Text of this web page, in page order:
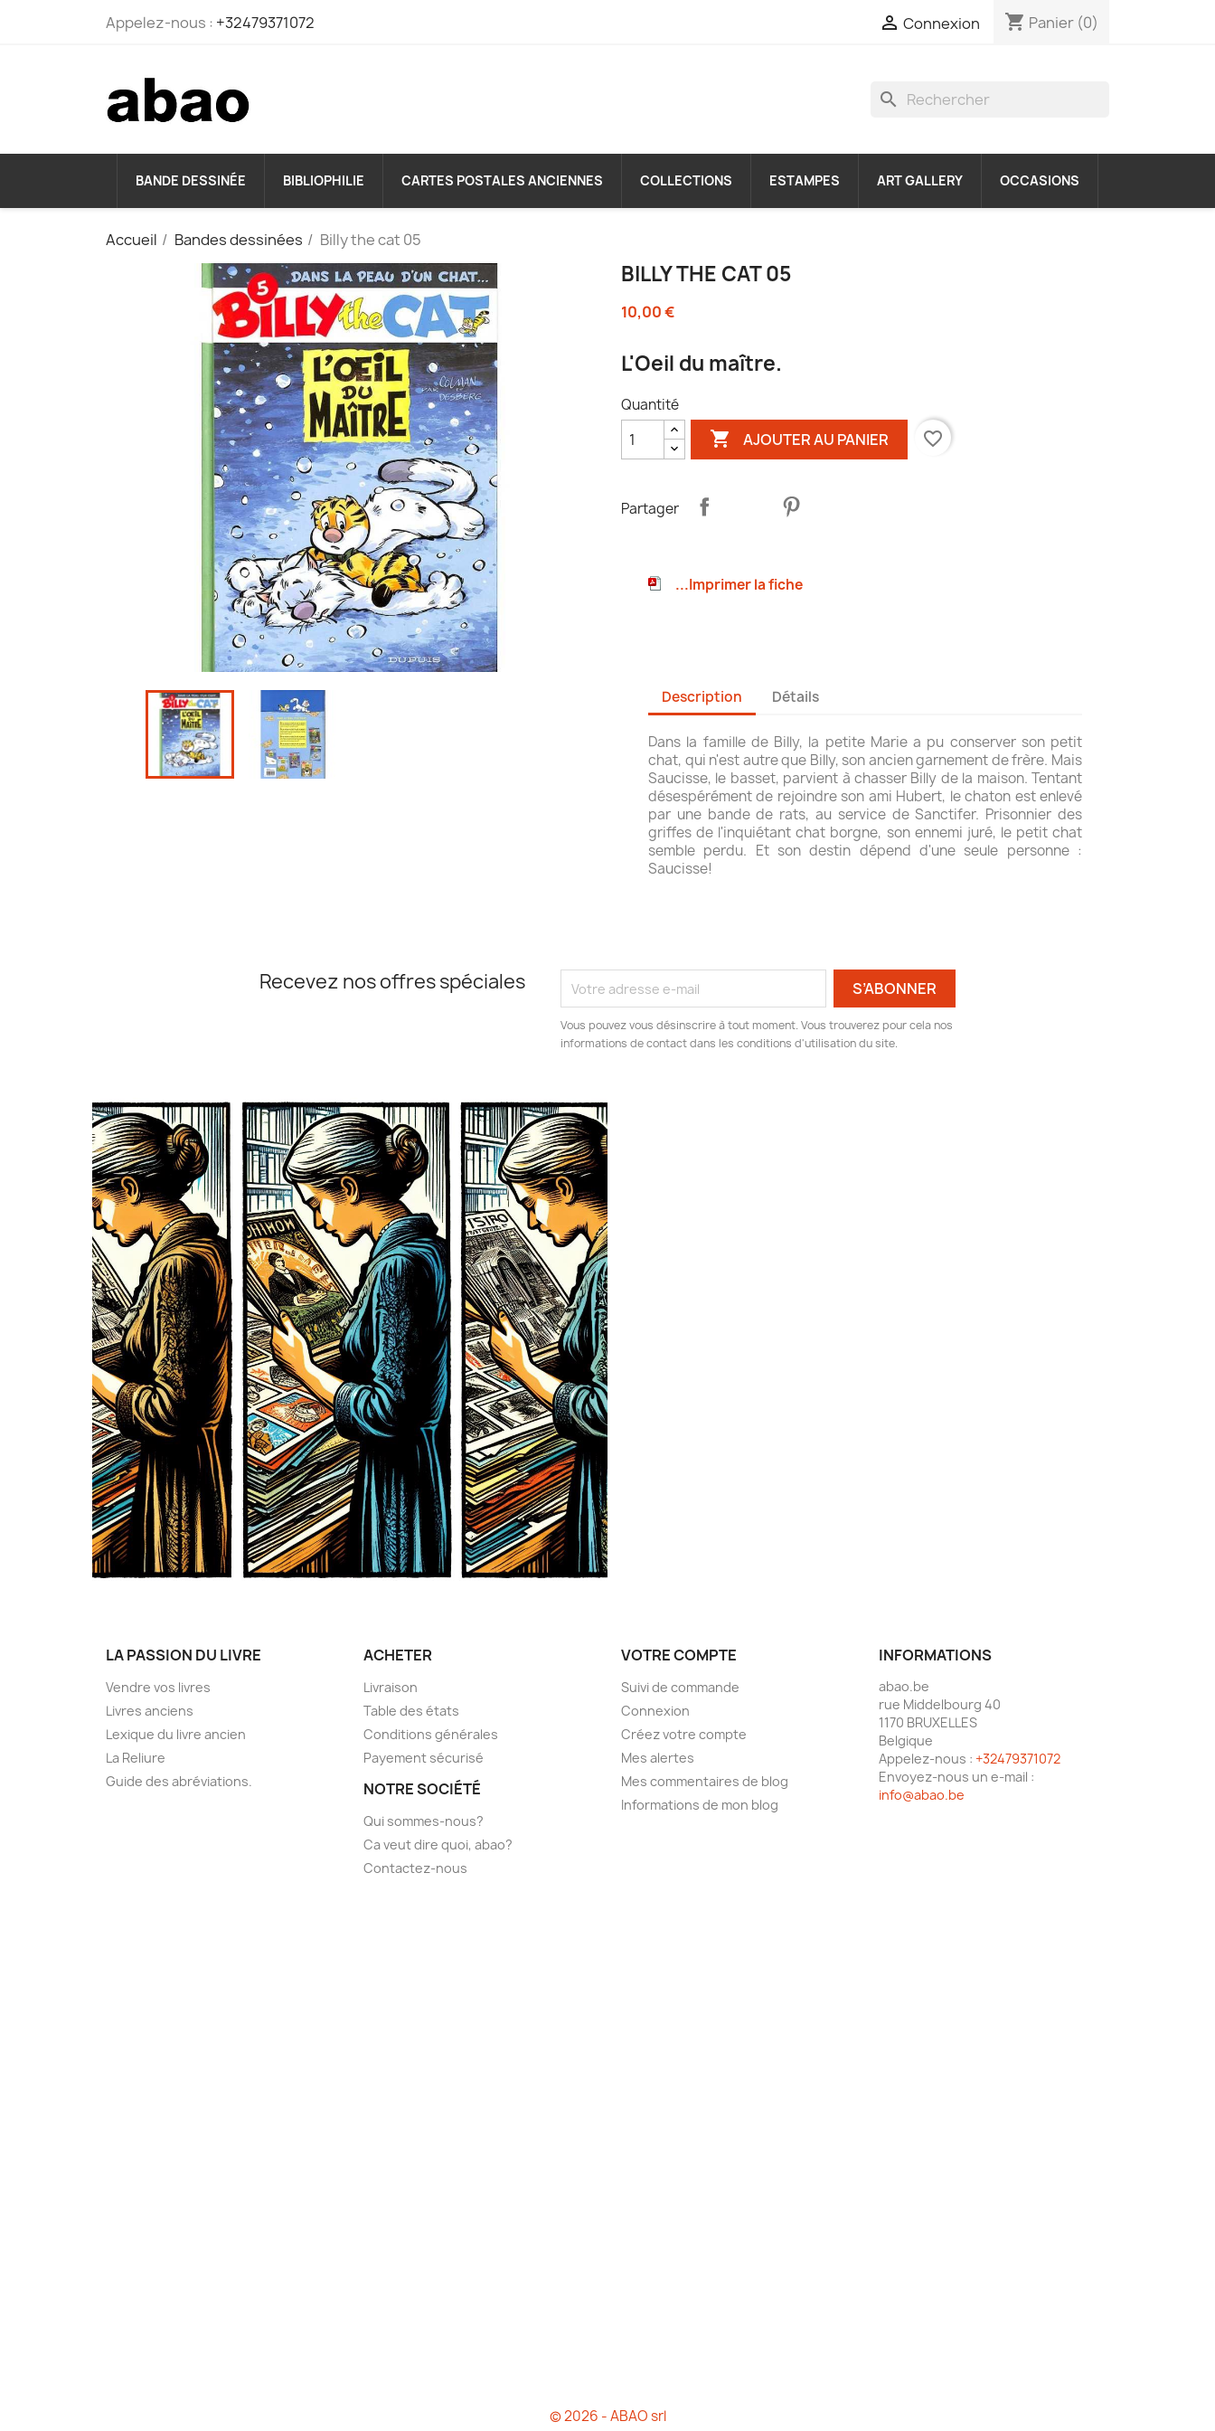
Appelez-nous : +32479371072  Connexion shopping_cart Panier (0)
search
BANDE DESSINÉE BIBLIOPHILIE CARTES POSTALES ANCIENNES COLLECTIONS ESTAMPES ART GALLERY OCCASIONS
Accueil Bandes dessinées Billy the cat 05
BILLY THE CAT 05
10,00 €
L'Oeil du maître.
Quantité
 AJOUTER AU PANIER favorite_border
Partager
...Imprimer la fiche
Description Détails
Dans la famille de Billy, la petite Marie a pu conserver son petit
chat, qui n'est autre que Billy, son ancien garnement de frère. Mais
Saucisse, le basset, parvient à chasser Billy de la maison. Tentant
désespérément de rejoindre son ami Hubert, le chaton est enlevé
par une bande de rats, au service de Sanctifer. Prisonnier des
griffes de l'inquiétant chat borgne, son ennemi juré, le petit chat
semble perdu. Et son destin dépend d'une seule personne :
Saucisse!
Recevez nos offres spéciales
Vous pouvez vous désinscrire à tout moment. Vous trouverez pour cela nos
informations de contact dans les conditions d'utilisation du site.
LA PASSION DU LIVRE
Vendre vos livres
Livres anciens
Lexique du livre ancien
La Reliure
Guide des abréviations.
ACHETER
Livraison
Table des états
Conditions générales
Payement sécurisé
NOTRE SOCIÉTÉ
Qui sommes-nous?
Ca veut dire quoi, abao?
Contactez-nous
VOTRE COMPTE
Suivi de commande
Connexion
Créez votre compte
Mes alertes
Mes commentaires de blog
Informations de mon blog
INFORMATIONS
abao.be
rue Middelbourg 40
1170 BRUXELLES
Belgique
Appelez-nous : +32479371072
Envoyez-nous un e-mail :
info@abao.be
© 2026 - ABAO srl